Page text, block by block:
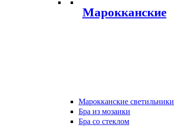
Марокканские
Марокканские светильники
Бра из мозаики
Бра со стеклом